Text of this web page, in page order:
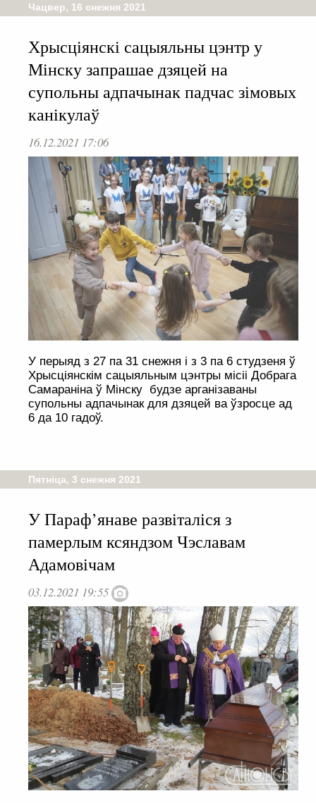
Чацвер, 16 снежня 2021
Хрысціянскі сацыяльны цэнтр у
Мінску запрашае дзяцей на
супольны адпачынак падчас зімовых
канікулаў
16.12.2021 17:06
У перыяд з 27 па 31 снежня і з 3 па 6 студзеня ў
Хрысціянскім сацыяльным цэнтры місіі Добрага
Самараніна ў Мінску будзе арганізаваны
супольны адпачынак для дзяцей ва ўзросце ад
6 да 10 гадоў.
Пятніца, 3 снежня 2021
У Параф’янаве развіталіся з
памерлым ксяндзом Чэславам
Адамовічам
03.12.2021 19:55